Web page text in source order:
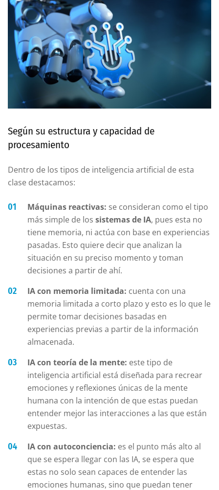
Según su estructura y capacidad de
procesamiento
Dentro de los tipos de inteligencia artificial de esta
clase destacamos:
Máquinas reactivas: se consideran como el tipo
más simple de los sistemas de IA, pues esta no
tiene memoria, ni actúa con base en experiencias
pasadas. Esto quiere decir que analizan la
situación en su preciso momento y toman
decisiones a partir de ahí.
IA con memoria limitada: cuenta con una
memoria limitada a corto plazo y esto es lo que le
permite tomar decisiones basadas en
experiencias previas a partir de la información
almacenada.
IA con teoría de la mente: este tipo de
inteligencia artificial está diseñada para recrear
emociones y reflexiones únicas de la mente
humana con la intención de que estas puedan
entender mejor las interacciones a las que están
expuestas.
IA con autoconciencia: es el punto más alto al
que se espera llegar con las IA, se espera que
estas no solo sean capaces de entender las
emociones humanas, sino que puedan tener